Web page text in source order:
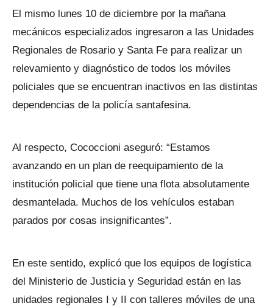
El mismo lunes 10 de diciembre por la mañana
mecánicos especializados ingresaron a las Unidades
Regionales de Rosario y Santa Fe para realizar un
relevamiento y diagnóstico de todos los móviles
policiales que se encuentran inactivos en las distintas
dependencias de la policía santafesina.
Al respecto, Cococcioni aseguró: “Estamos
avanzando en un plan de reequipamiento de la
institución policial que tiene una flota absolutamente
desmantelada. Muchos de los vehículos estaban
parados por cosas insignificantes”.
En este sentido, explicó que los equipos de logística
del Ministerio de Justicia y Seguridad están en las
unidades regionales I y II con talleres móviles de una